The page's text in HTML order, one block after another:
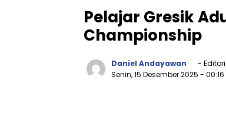
Pelajar Gresik
Championship
Daniel Andayawan
-
Senin, 15 Desember 2025 - 00:16